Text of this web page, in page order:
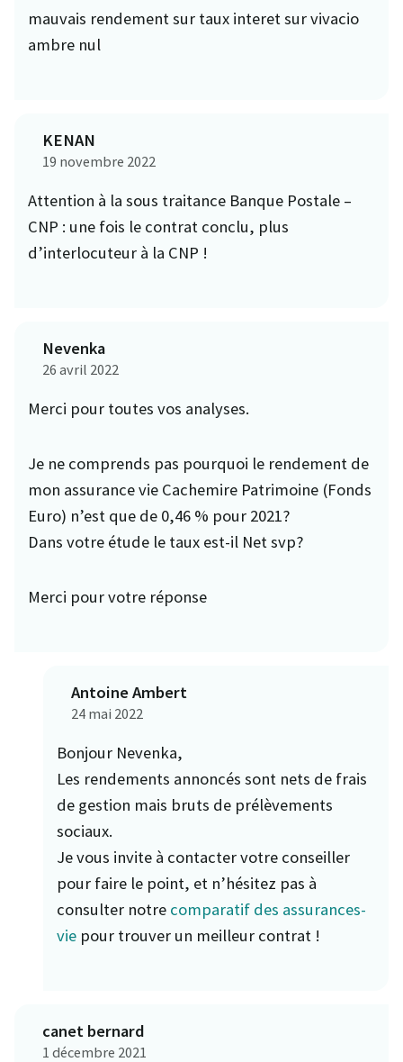
mauvais rendement sur taux interet sur vivacio
ambre nul
KENAN
19 novembre 2022
Attention à la sous traitance Banque Postale –
CNP : une fois le contrat conclu, plus
d’interlocuteur à la CNP !
Nevenka
26 avril 2022
Merci pour toutes vos analyses.
Je ne comprends pas pourquoi le rendement de
mon assurance vie Cachemire Patrimoine (Fonds
Euro) n’est que de 0,46 % pour 2021?
Dans votre étude le taux est-il Net svp?
Merci pour votre réponse
Antoine Ambert
24 mai 2022
Bonjour Nevenka,
Les rendements annoncés sont nets de frais
de gestion mais bruts de prélèvements
sociaux.
Je vous invite à contacter votre conseiller
pour faire le point, et n’hésitez pas à
consulter notre comparatif des assurances-
vie pour trouver un meilleur contrat !
canet bernard
1 décembre 2021